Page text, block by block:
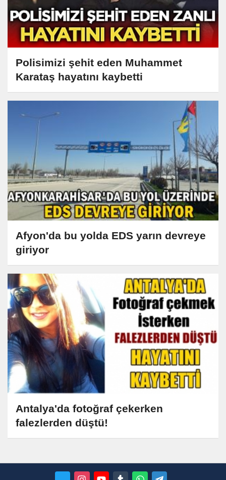
Polisimizi şehit eden Muhammet
Karataş hayatını kaybetti
Afyon'da bu yolda EDS yarın devreye
giriyor
Antalya'da fotoğraf çekerken
falezlerden düştü!